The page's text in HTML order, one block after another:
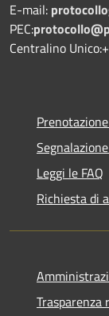
E-mail:
PEC:
Centralino
Leggi le FAQ
Richiesta di
Trasparenza